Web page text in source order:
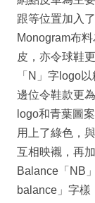
跟等位置加入
Monogram布
皮，亦令球鞋
「N」字logo
邊位令鞋款更
logo和青葉圖
用上了綠色，
互相映襯，再
Balance「NB
balance」字樣